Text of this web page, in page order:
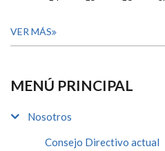
VER MÁS
MENÚ PRINCIPAL
Nosotros
Consejo Directivo actual